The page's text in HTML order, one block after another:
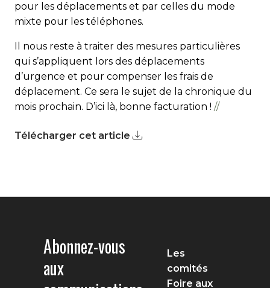
pour les déplacements et par celles du mode
mixte pour les téléphones.
Il nous reste à traiter des mesures particulières
qui s’appliquent lors des déplacements
d’urgence et pour compenser les frais de
déplacement. Ce sera le sujet de la chronique du
mois prochain. D’ici là, bonne facturation ! //
Télécharger cet article
Abonnez-vous
aux
Les
comités
Foire aux